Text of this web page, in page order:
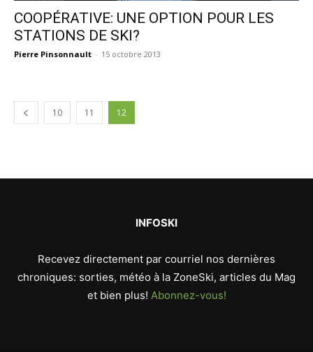
COOPÉRATIVE: UNE OPTION POUR LES
STATIONS DE SKI?
Pierre Pinsonnault - 15 octobre 2013
10 11 12
INFOSKI
Recevez directement par courriel nos dernières
chroniques: sorties, météo à la ZoneSki, articles du Mag
et bien plus! Abonnez-vous!